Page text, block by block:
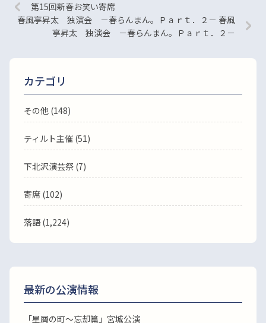
第15回新春お笑い寄席
春風亭昇太 独演会 －春らんまん。Ｐａｒｔ．２－ 春風
亭昇太 独演会 －春らんまん。Ｐａｒｔ．２－
カテゴリ
その他 (148)
ティルト主催 (51)
下北沢演芸祭 (7)
寄席 (102)
落語(1,224)
最新の公演情報
「星屑の町～忘却篇」宮城公演